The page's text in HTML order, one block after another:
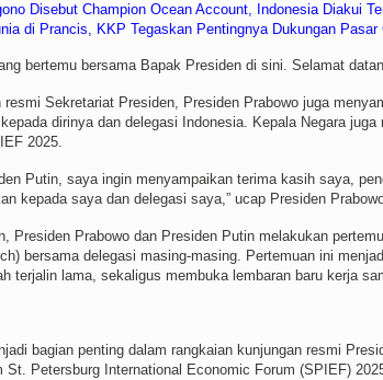
Disebut Champion Ocean Account, Indonesia Diakui
di Prancis, KKP Tegaskan Pentingnya Dukungan Pasar
bertemu bersama Bapak Presiden di sini. Selamat
resmi Sekretariat Presiden, Presiden Prabowo juga
dirinya dan delegasi Indonesia. Kepala Negara
2025.
Putin, saya ingin menyampaikan terima kasih saya,
kepada saya dan delegasi saya,” ucap Presiden
Presiden Prabowo dan Presiden Putin melakukan
bersama delegasi masing-masing. Pertemuan ini
terjalin lama, sekaligus membuka lembaran baru kerja
bagian penting dalam rangkaian kunjungan resmi
St. Petersburg International Economic Forum (SPIEF)